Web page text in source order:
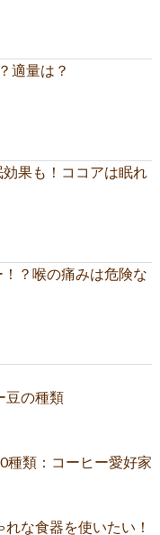
適量は？
果も！ココアは眠れ
？喉の痛みは危険な
豆の種類
種類：コーヒー愛好家
な食器を使いたい！